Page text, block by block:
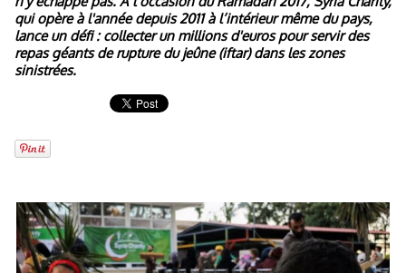
qui opère à l'année depuis 2011 à l’intérieur même du pays,
lance un défi : collecter un millions d'euros pour servir des
repas géants de rupture du jeûne (iftar) dans les zones
sinistrées.